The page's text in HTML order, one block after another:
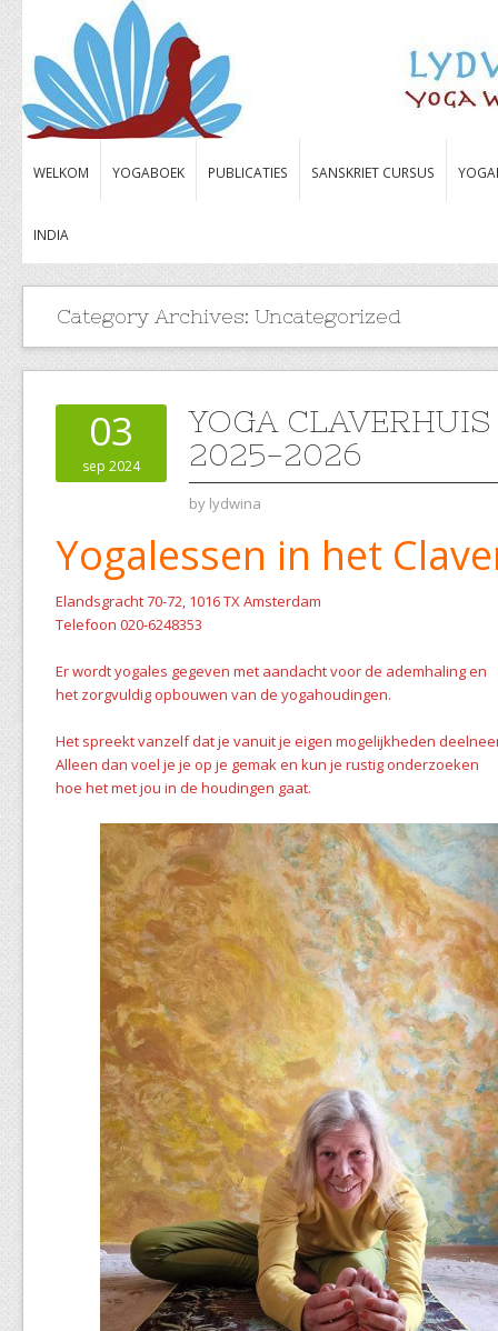
WELKOM YOGABOEK PUBLICATIES SANSKRIET CURSUS
INDIA
Category Archives: Uncategorized
03
sep 2024
YOGA
2025-2026
by lydwina
Yogalessen in het
Elandsgracht 70-72, 1016 TX Amsterdam
Telefoon 020-6248353
Er wordt yogales gegeven met aandacht voor de ademhaling en
het zorgvuldig opbouwen van de yogahoudingen.
Het spreekt vanzelf dat je vanuit je eigen mogelijkheden
Alleen dan voel je je op je gemak en kun je rustig onderzoeken
hoe het met jou in de houdingen gaat.